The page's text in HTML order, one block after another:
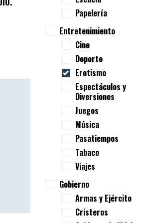
Papelería
Entretenimiento
Cine
Deporte
Erotismo
Espectáculos y
Diversiones
Juegos
Música
Pasatiempos
Tabaco
Viajes
Gobierno
Armas y Ejército
Cristeros